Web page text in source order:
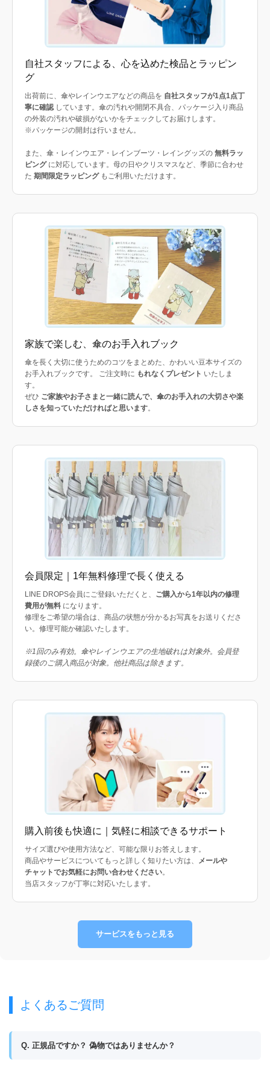
自社スタッフによる、心を込めた検品とラッピン
グ
出荷前に、傘やレインウエアなどの商品を 自社スタッフが1点1点丁
寧に確認しています。傘の汚れや開閉不具合、パッケージ入り商品
の外装の汚れや破損がないかをチェックしてお届けします。
※パッケージの開封は行いません。
また、傘・レインウエア・レインブーツ・レイングッズの 無料ラッ
ピングに対応しています。母の日やクリスマスなど、季節に合わせ
た 期間限定ラッピングもご利用いただけます。
家族で楽しむ、傘のお手入れブック
傘を長く大切に使うためのコツをまとめた、かわいい豆本サイズの
お手入れブックです。 ご注文時に もれなくプレゼント いたしま
す。
ぜひ ご家族やお子さまと一緒に読んで、傘のお手入れの大切さや楽
しさを知っていただければと思います。
会員限定｜1年無料修理で長く使える
LINE DROPS会員にご登録いただくと、 ご購入から1年以内の修理
費用が無料 になります。
修理をご希望の場合は、商品の状態が分かるお写真をお送りくださ
い。修理可能か確認いたします。
※1回のみ有効。傘やレインウエアの生地破れは対象外。会員登
録後のご購入商品が対象。他社商品は除きます。
購入前後も快適に｜気軽に相談できるサポート
サイズ選びや使用方法など、可能な限りお答えします。
商品やサービスについてもっと詳しく知りたい方は、 メールや
チャットでお気軽にお問い合わせください。
当店スタッフが丁寧に対応いたします。
サービスをもっと見る
よくあるご質問
Q. 正規品ですか？ 偽物ではありませんか？